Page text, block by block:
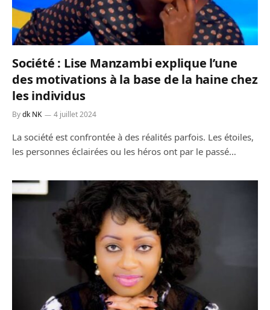
Société : Lise Manzambi explique l’une
des motivations à la base de la haine chez
les individus
Bydk NK 4 juillet 2024
La société est confrontée à des réalités parfois. Les étoiles,
les personnes éclairées ou les héros ont par le passé…